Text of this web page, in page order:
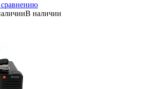
В наличии